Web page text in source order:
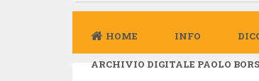
HOME INFO
ARCHIVIO DIGITALE PAOLO